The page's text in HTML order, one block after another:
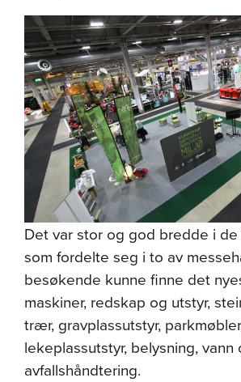
Det var stor og god bredde i
som fordelte seg i to av
besøkende kunne finne det
maskiner, redskap og utstyr,
trær, gravplassutstyr,
lekeplassutstyr, belysning, vann
avfallshåndtering.